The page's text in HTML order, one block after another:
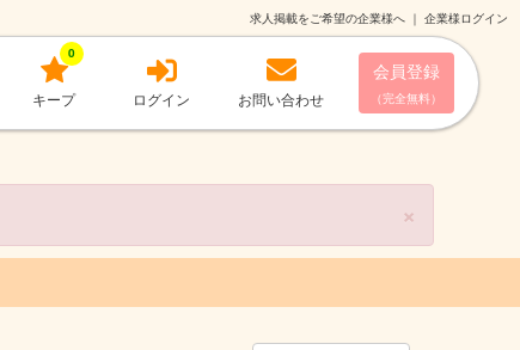
求人掲載をご希望の企業様へ ｜ 企業様ログイン
キープ
0
ログイン お問い合わせ
会員登録
（完全無料）
×